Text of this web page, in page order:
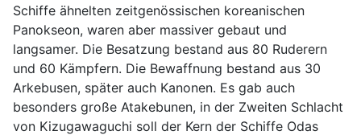
Schiffe ähnelten zeitgenössischen koreanischen
Panokseon, waren aber massiver gebaut und
langsamer. Die Besatzung bestand aus 80 Ruderern
und 60 Kämpfern. Die Bewaffnung bestand aus 30
Arkebusen, später auch Kanonen. Es gab auch
besonders große Atakebunen, in der Zweiten Schlacht
von Kizugawaguchi soll der Kern der Schiffe Odas